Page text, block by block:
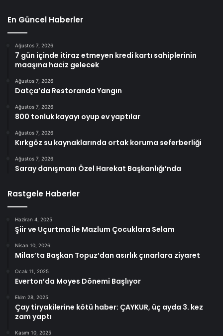
En Güncel Haberler
Ağustos 7, 2026
7 gün içinde itiraz etmeyen kredi kartı sahiplerinin
maaşına haciz gelecek
Ağustos 7, 2026
Datça’da Restoranda Yangın
Ağustos 7, 2026
800 tonluk kayayı oyup ev yaptılar
Ağustos 7, 2026
Kırkgöz su kaynaklarında ortak koruma seferberliği
Ağustos 7, 2026
Saray danışmanı Özel Harekat Başkanlığı’nda
Rastgele Haberler
Haziran 4, 2025
Şiir ve Uçurtma ile Mazlum Çocuklara Selam
Nisan 10, 2026
Milas’ta Başkan Topuz’dan asırlık çınarlara ziyaret
Ocak 11, 2025
Everton’da Moyes Dönemi Başlıyor
Ekim 28, 2025
Çay tiryakilerine kötü haber: ÇAYKUR, üç ayda 3. kez
zam yaptı
Kasım 10, 2025